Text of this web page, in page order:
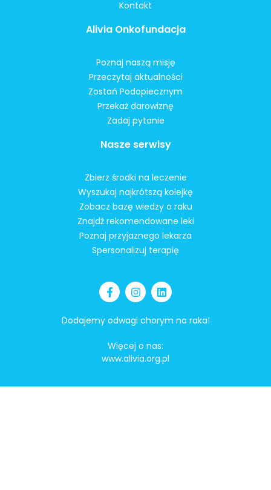
Kontakt
Alivia Onkofundacja
Poznaj naszą misję
Przeczytaj aktualności
Zostań Podopiecznym
Przekaż darowiznę
Zadaj pytanie
Nasze serwisy
Zbierz środki na leczenie
Wyszukaj najkrótszą kolejkę
Zobacz bazę wiedzy o raku
Znajdź rekomendowane leki
Poznaj przyjaznego lekarza
Spersonalizuj terapię
Dodajemy odwagi chorym na raka!
Więcej o nas:
www.alivia.org.pl